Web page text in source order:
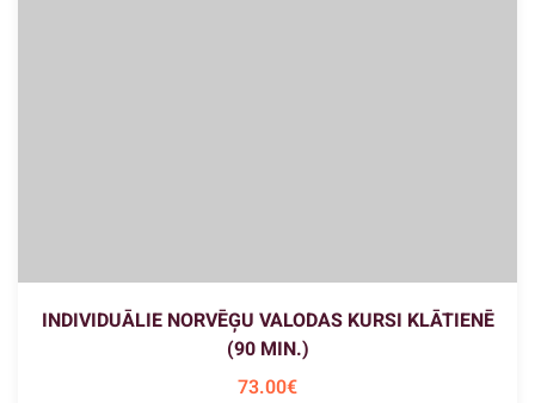
INDIVIDUĀLIE NORVĒĢU VALODAS KURSI KLĀTIENĒ
(90 MIN.)
73.00€